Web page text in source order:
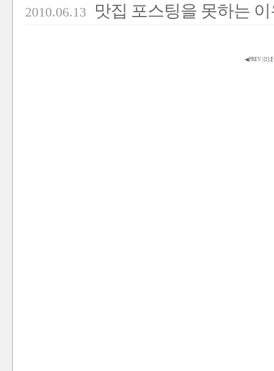
2010.06.13 맛집 포스팅을 못하는
◀ PREV: [1]: [